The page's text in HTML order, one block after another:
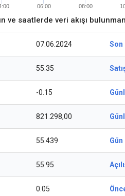
06:00 08:00
ve saatlerde veri akışı
07.06.2024 Son
55.35
-0.15
821.298,00
55.439 Gün
55.95
0.05